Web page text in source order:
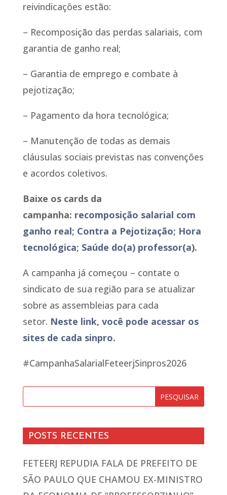
reivindicações estão:
– Recomposição das perdas salariais, com
garantia de ganho real;
– Garantia de emprego e combate à
pejotização;
– Pagamento da hora tecnológica;
– Manutenção de todas as demais
cláusulas sociais previstas nas convenções
e acordos coletivos.
Baixe os cards da
campanha: recomposição salarial com
ganho real; Contra a Pejotização; Hora
tecnológica; Saúde do(a) professor(a).
A campanha já começou – contate o
sindicato de sua região para se atualizar
sobre as assembleias para cada
setor. Neste link, você pode acessar os
sites de cada sinpro.
#CampanhaSalarialFeteerjSinpros2026
POSTS RECENTES
FETEERJ REPUDIA FALA DE PREFEITO DE
SÃO PAULO QUE CHAMOU EX-MINISTRO